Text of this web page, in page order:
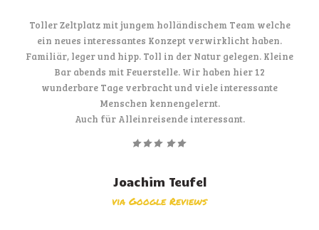
Toller Zeltplatz mit jungem holländischem Team welche
ein neues interessantes Konzept verwirklicht haben.
Familiär, leger und hipp. Toll in der Natur gelegen. Kleine
Bar abends mit Feuerstelle. Wir haben hier 12
wunderbare Tage verbracht und viele interessante
Menschen kennengelernt.
Auch für Alleinreisende interessant.
Joachim Teufel
via Google Reviews